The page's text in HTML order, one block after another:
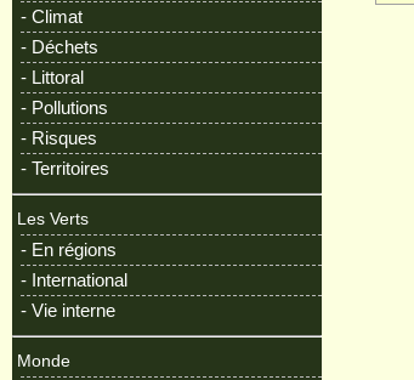
- Climat
- Déchets
- Littoral
- Pollutions
- Risques
- Territoires
Les Verts
- En régions
- International
- Vie interne
Monde